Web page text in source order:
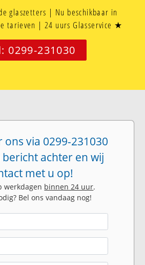
glaszetters | Nu beschikbaar in
tarieven | 24 uurs Glasservice ★
0299-231030
ons via 0299-231030
achter en wij
met u op!
werkdagen binnen 24 uur.
Bel ons vandaag nog!